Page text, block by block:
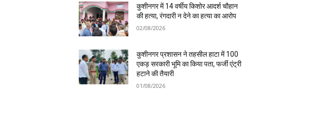
कुशीनगर में 14 वर्षीय किशोर आदर्श चौहान
की हत्या, रंगदारी न देने का हत्या का आरोप
02/08/2026
कुशीनगर प्रशासन ने तहसील हाटा में 100
एकड़ सरकारी भूमि का किया पता, फर्जी एंट्री
हटाने की तैयारी
01/08/2026